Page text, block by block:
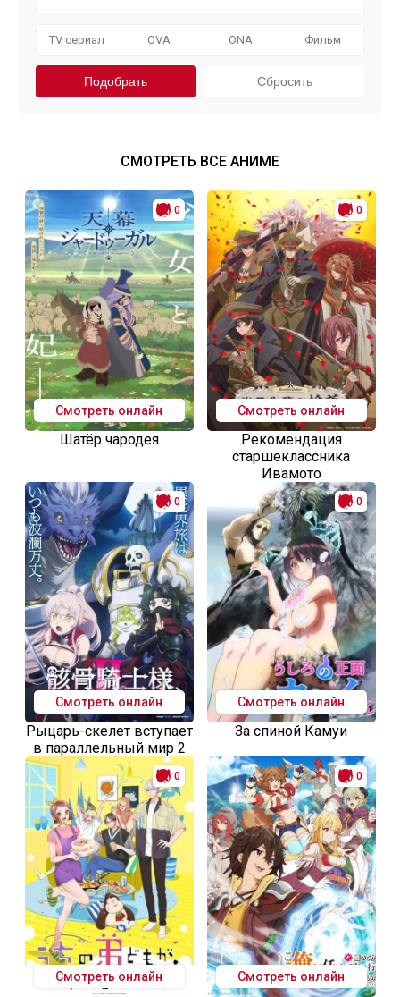
TV сериал OVA ONA Фильм
СМОТРЕТЬ ВСЕ АНИМЕ
0
Смотреть онлайн
Шатёр чародея
0
Смотреть онлайн
Рекомендация
старшеклассника
Ивамото
0
Смотреть онлайн
Рыцарь-скелет вступает
в параллельный мир 2
0
Смотреть онлайн
За спиной Камуи
0
Смотреть онлайн
0
Смотреть онлайн